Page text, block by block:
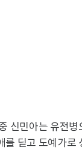
신민아는 유전
를 딛고 도예가로